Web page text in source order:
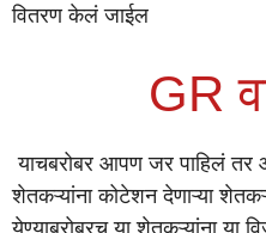
वितरण केलं जाईल
GR
याचबरोबर आपण जर पाहिलं तर
शेतकऱ्यांना कोटेशन देणाऱ्या
येण्याबरोबरच या शेतकऱ्यांना या